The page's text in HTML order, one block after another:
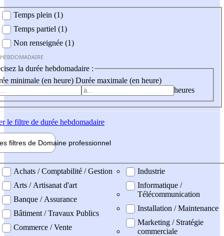
Temps plein (1)
Temps partiel (1)
Non renseignée (1)
la durée hebdomadaire :
minimale (en heure) Durée maximale (en heure)
heures
le filtre de durée hebdomadaire
filtres de Domaine professionnel
professionel
Achats / Comptabilité / Gestion
Arts / Artisanat d'art
Banque / Assurance
Bâtiment / Travaux Publics
Commerce / Vente
Industrie
Informatique /
Télécommunication
Installation / Maintenance
Marketing / Stratégie
commerciale